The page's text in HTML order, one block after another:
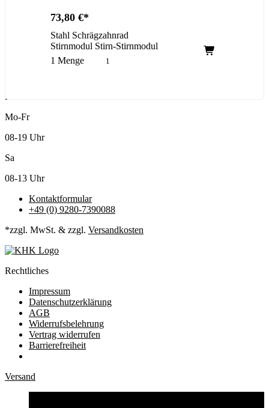
73,80 €
Stahl Schrägzahnrad
Stirnmodul Stirn-Stirnmodul
1 Menge
Kundenservice
Mo-Fr
08-19 Uhr
Sa
08-13 Uhr
Kontaktformular
+49 (0) 9280-7390088
*zzgl. MwSt. & zzgl. Versandkosten
Rechtliches
Impressum
Datenschutzerklärung
AGB
Widerrufsbelehrung
Vertrag widerrufen
Barrierefreiheit
Versand